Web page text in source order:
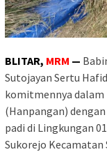
BLITAR, MRM —
Sutojayan Sertu
komitmennya dalam
(Hanpangan)
padi di Lingkungan
Sukorejo